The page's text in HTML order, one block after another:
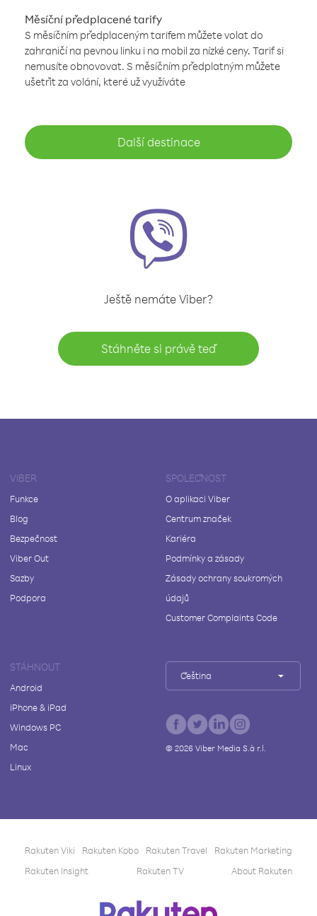
Měsíční předplacené tarify
S měsíčním předplaceným tarifem můžete volat do
zahraničí na pevnou linku i na mobil za nízké ceny. Tarif si
nemusíte obnovovat. S měsíčním předplatným můžete
ušetřit za volání, které už využíváte
Další destinace
Ještě nemáte Viber?
Stáhněte si právě teď
VIBER
Funkce
Blog
Bezpečnost
Viber Out
Sazby
Podpora
SPOLEČNOST
O aplikaci Viber
Centrum značek
Kariéra
Podmínky a zásady
Zásady ochrany soukromých
údajů
Customer Complaints Code
STÁHNOUT
Android
iPhone & iPad
Windows PC
Mac
Linux
Čeština
© 2026Viber Media S.à r.l.
Rakuten Viki Rakuten Kobo Rakuten Travel
Rakuten Marketing
Rakuten Insight
Rakuten TV About Rakuten